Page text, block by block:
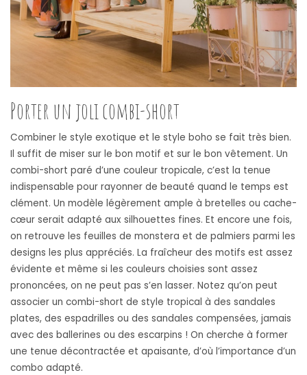
Porter un joli combi-short
Combiner le style exotique et le style boho se fait très bien.
Il suffit de miser sur le bon motif et sur le bon vêtement. Un
combi-short paré d’une couleur tropicale, c’est la tenue
indispensable pour rayonner de beauté quand le temps est
clément. Un modèle légèrement ample à bretelles ou cache-
cœur serait adapté aux silhouettes fines. Et encore une fois,
on retrouve les feuilles de monstera et de palmiers parmi les
designs les plus appréciés. La fraîcheur des motifs est assez
évidente et même si les couleurs choisies sont assez
prononcées, on ne peut pas s’en lasser. Notez qu’on peut
associer un combi-short de style tropical à des sandales
plates, des espadrilles ou des sandales compensées, jamais
avec des ballerines ou des escarpins ! On cherche à former
une tenue décontractée et apaisante, d’où l’importance d’un
combo adapté.